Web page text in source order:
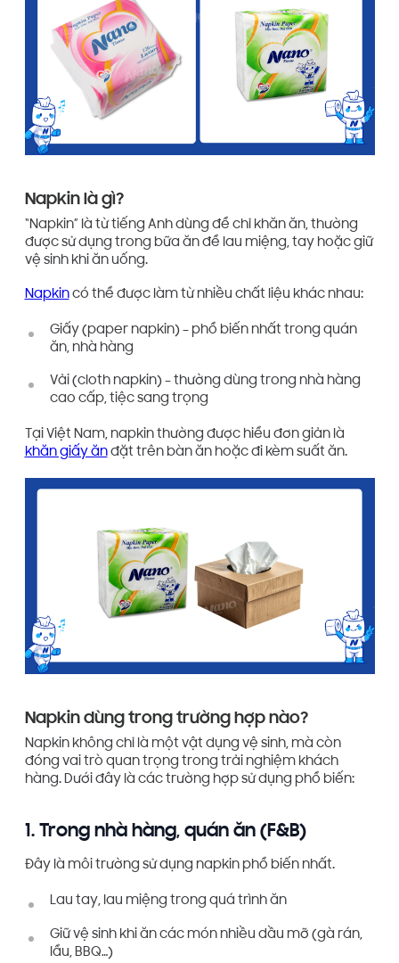
Napkin là gì?
“Napkin” là từ tiếng Anh dùng để chỉ khăn ăn, thường
được sử dụng trong bữa ăn để lau miệng, tay hoặc giữ
vệ sinh khi ăn uống.
Napkincó thể được làm từ nhiều chất liệu khác nhau:
Giấy (paper napkin) – phổ biến nhất trong quán
ăn, nhà hàng
Vải (cloth napkin) – thường dùng trong nhà hàng
cao cấp, tiệc sang trọng
Tại Việt Nam, napkin thường được hiểu đơn giản là
khăn giấy ănđặt trên bàn ăn hoặc đi kèm suất ăn.
Napkin dùng trong trường hợp nào?
Napkin không chỉ là một vật dụng vệ sinh, mà còn
đóng vai trò quan trọng trong trải nghiệm khách
hàng. Dưới đây là các trường hợp sử dụng phổ biến:
1. Trong nhà hàng, quán ăn (F&B)
Đây là môi trường sử dụng napkin phổ biến nhất.
Lau tay, lau miệng trong quá trình ăn
Giữ vệ sinh khi ăn các món nhiều dầu mỡ (gà rán,
lẩu, BBQ…)